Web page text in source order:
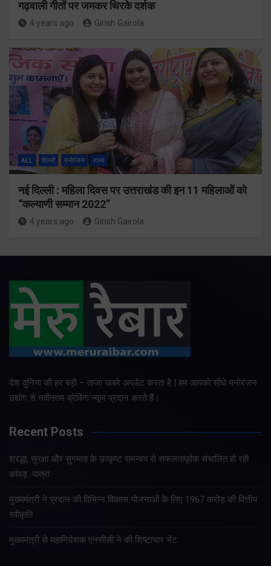
गढ़वाली गीतों पर जमकर थिरके दर्शक
4 years ago Girish Gairola
ALL दिल्ली मनोरंजन राज्य
नई दिल्ली : महिला दिवस पर उत्तराखंड की इन 11 महिलाओं को
“कल्याणी सम्मान 2022”
4 years ago Girish Gairola
देश दुनिया की हर बड़ी – ताजा खबरे अपडेट करता है | हम आपको सीधे मनोरंजन
उद्योग से नवीनतम ब्रेकिंग न्यूज प्रदान करते हैं।
Recent Posts
श्रद्धा, सुरक्षा और सुगमता के उत्कृष्ट समन्वय से सफलतापूर्वक संचालित हो रही
कांवड़ यात्रा
मुख्यमंत्री ने प्रदान की विभिन्न विकास योजनाओं के लिए 1967 करोड़ की वित्तीय
स्वीकृति
मुख्यमंत्री से महानिदेशक एनसीसी ने की शिष्टाचार भेंट